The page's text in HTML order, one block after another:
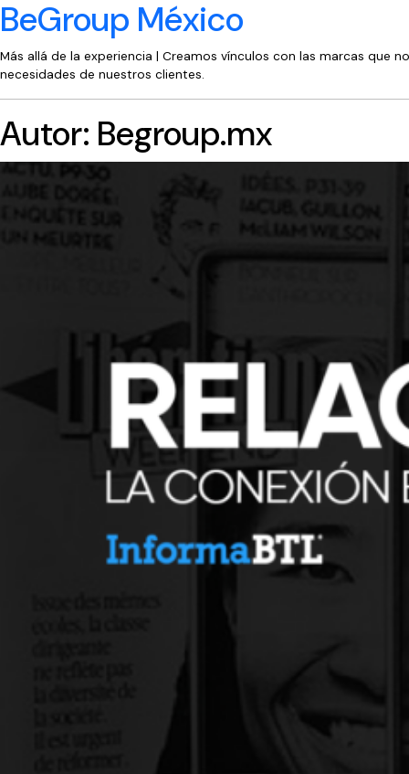
BeGroup México
Más allá de la experiencia | Creamos vínculos con las marcas que
necesidades de nuestros clientes.
Autor: Begroup.mx